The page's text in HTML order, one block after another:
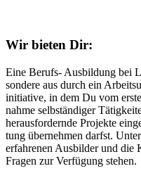
Wir bieten Dir:
Eine Berufs- Aus­bil­dung bei
son­dere aus durch ein
in­itia­tive, in dem Du vom
nahme selb­stän­di­ger
her­aus­for­dernde Pro­jekte
tung über­neh­men darfst.
erfah­re­nen Aus­bil­der und die
Fra­gen zur Ver­fü­gung ste­hen.